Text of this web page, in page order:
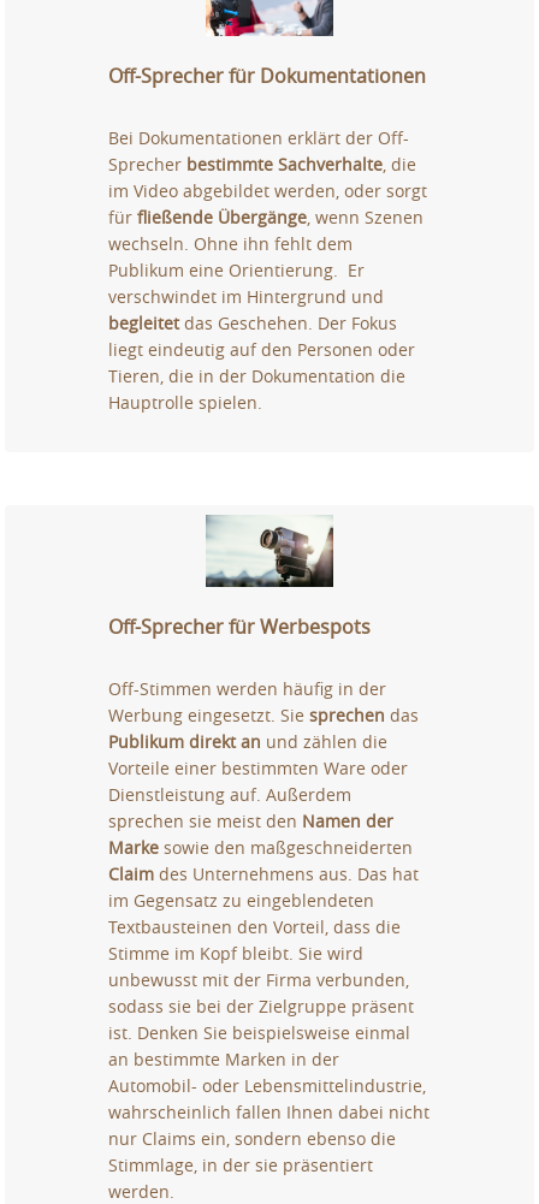
Off-Sprecher für Dokumentationen
Bei Dokumentationen erklärt der Off-
Sprecher bestimmte Sachverhalte, die
im Video abgebildet werden, oder sorgt
für fließende Übergänge, wenn Szenen
wechseln. Ohne ihn fehlt dem
Publikum eine Orientierung. Er
verschwindet im Hintergrund und
begleitetdas Geschehen. Der Fokus
liegt eindeutig auf den Personen oder
Tieren, die in der Dokumentation die
Hauptrolle spielen.
Off-Sprecher für Werbespots
Off-Stimmen werden häufig in der
Werbung eingesetzt. Sie sprechen das
Publikum direkt an und zählen die
Vorteile einer bestimmten Ware oder
Dienstleistung auf. Außerdem
sprechen sie meist den Namen der
Markesowie den maßgeschneiderten
Claimdes Unternehmens aus. Das hat
im Gegensatz zu eingeblendeten
Textbausteinen den Vorteil, dass die
Stimme im Kopf bleibt. Sie wird
unbewusst mit der Firma verbunden,
sodass sie bei der Zielgruppe präsent
ist. Denken Sie beispielsweise einmal
an bestimmte Marken in der
Automobil- oder Lebensmittelindustrie,
wahrscheinlich fallen Ihnen dabei nicht
nur Claims ein, sondern ebenso die
Stimmlage, in der sie präsentiert
werden.